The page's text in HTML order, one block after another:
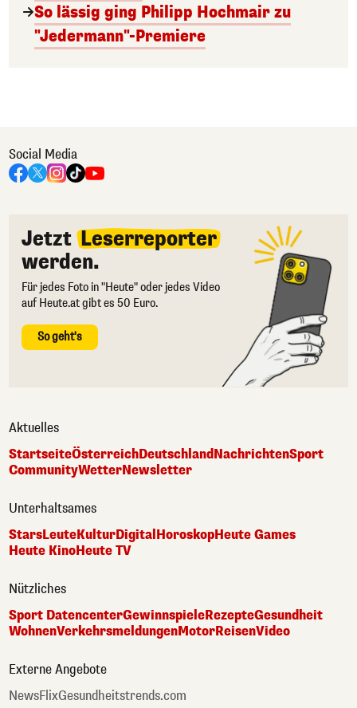
So lässig ging Philipp Hochmair zu
"Jedermann"-Premiere
Social Media
Jetzt Leserreporter
werden.
Für jedes Foto in "Heute" oder jedes Video
auf Heute.at gibt es 50 Euro.
So geht's
Aktuelles
StartseiteÖsterreichDeutschlandNachrichtenSport
CommunityWetterNewsletter
Unterhaltsames
StarsLeuteKulturDigitalHoroskopHeute Games
Heute KinoHeute TV
Nützliches
Sport DatencenterGewinnspieleRezepteGesundheit
WohnenVerkehrsmeldungenMotorReisenVideo
Externe Angebote
NewsFlixGesundheitstrends.com